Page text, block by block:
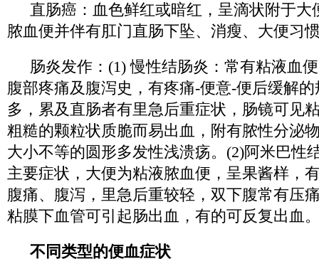
直肠癌：血色鲜红或暗红，呈滴状附于大
脓血便并伴有肛门直肠下坠、消瘦、大便习
肠炎发作：(1) 慢性结肠炎：常有粘液血
腹部疼痛及腹泻史，有疼痛-便意-便后缓解
多，累及直肠者有里急后重症状，肠镜可见
粗糙的颗粒状质脆而易出血，附有脓性分泌
大小不等的圆形多发性浅溃疡。(2)阿米巴性
主要症状，大便为粘液脓血便，呈果酱样，
腹痛、腹泻，里急后重较轻，双下腹常有压
粘膜下血管可引起肠出血，有的可反复出血
不同类型的便血症状